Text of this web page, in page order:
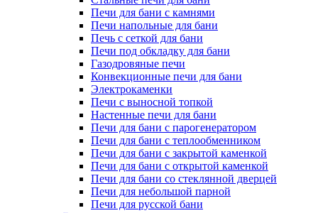
Печи для бани с камнями
Печи напольные для бани
Печь с сеткой для бани
Печи под обкладку для бани
Газодровяные печи
Конвекционные печи для бани
Электрокаменки
Печи с выносной топкой
Настенные печи для бани
Печи для бани с парогенератором
Печи для бани с теплообменником
Печи для бани с закрытой каменкой
Печи для бани с открытой каменкой
Печи для бани со стеклянной дверцей
Печи для небольшой парной
Печи для русской бани